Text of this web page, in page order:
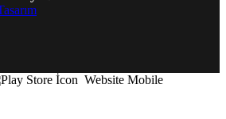
Website Mobile